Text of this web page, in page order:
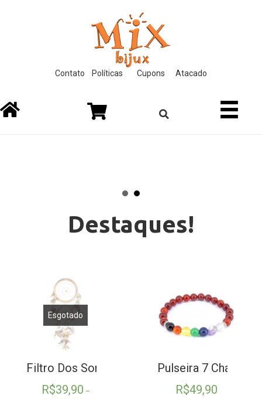
Contato Políticas Cupons Atacado
Destaques!
Esgotado
Filtro Dos Sonhos Bege
R$39,90 –
Pulseira 7 Chakras
R$49,90